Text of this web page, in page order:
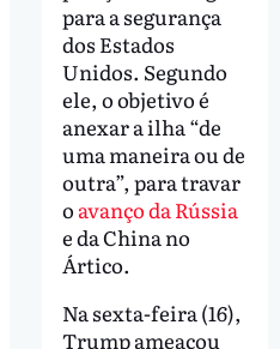
para a segurança
dos Estados
Unidos. Segundo
ele, o objetivo é
anexar a ilha “de
uma maneira ou de
outra”, para travar
o avanço da Rússia
e da China no
Ártico.
Na sexta-feira (16),
Trump ameaçou